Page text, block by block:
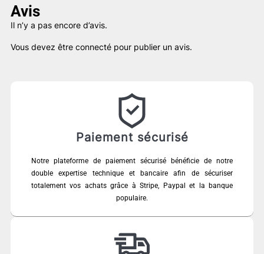
Avis
Il n’y a pas encore d’avis.
Vous devez être connecté pour publier un avis.
Paiement sécurisé
Notre plateforme de paiement sécurisé bénéficie de notre
double expertise technique et bancaire afin de sécuriser
totalement vos achats grâce à Stripe, Paypal et la banque
populaire.